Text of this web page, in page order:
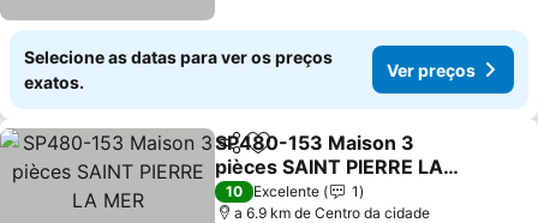
Selecione as datas para ver os preços
exatos.
Ver preços
PartilharAdicionar aos favoritos
SP480-153 Maison 3
pièces SAINT PIERRE LA
MER
10 Excelente
1
a 6.9 km de Centro da cidade